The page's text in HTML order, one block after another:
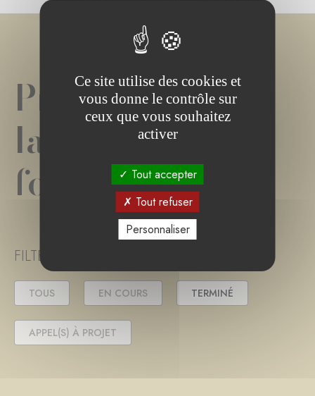
Projet(s) de
la
fondation
FILTER PROJECT STATUS
TOUS EN COURS TERMINÉ
APPEL(S) À PROJET
Ce site utilise des cookies et
vous donne le contrôle sur
ceux que vous souhaitez
activer
Tout accepter
Tout refuser
Personnaliser